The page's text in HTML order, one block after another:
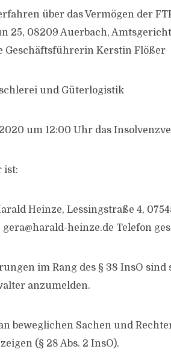
über das Vermögen der
25, 08209 Auerbach,
Geschäftsführerin Kerstin Flößer
und Güterlogistik
um 12:00 Uhr das
ist:
Heinze, Lessingstraße 4,
gera@harald-heinze.de Telefon
im Rang des § 38 InsO
anzumelden.
beweglichen Sachen und
(§ 28 Abs. 2 InsO).